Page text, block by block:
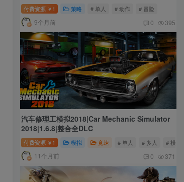
付费资源 ￥ 1 策略 # 单人 # 动作 # 冒险
9个月前 0 395
汽车修理工模拟2018|Car Mechanic Simulator
2018|1.6.8|整合全DLC
付费资源 ￥ 1 模拟 竞速 # 单人 # 多人 # 模拟
11个月前 0 371